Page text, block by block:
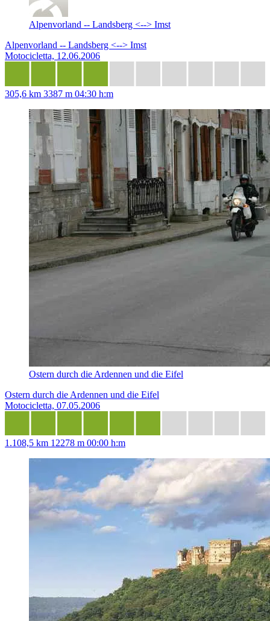
Alpenvorland -- Landsberg <--> Imst
Alpenvorland -- Landsberg <--> Imst
Motocicletta, 12.06.2006
305,6 km 3387 m 04:30 h:m
Ostern durch die Ardennen und die Eifel
Ostern durch die Ardennen und die Eifel
Motocicletta, 07.05.2006
1.108,5 km 12278 m 00:00 h:m